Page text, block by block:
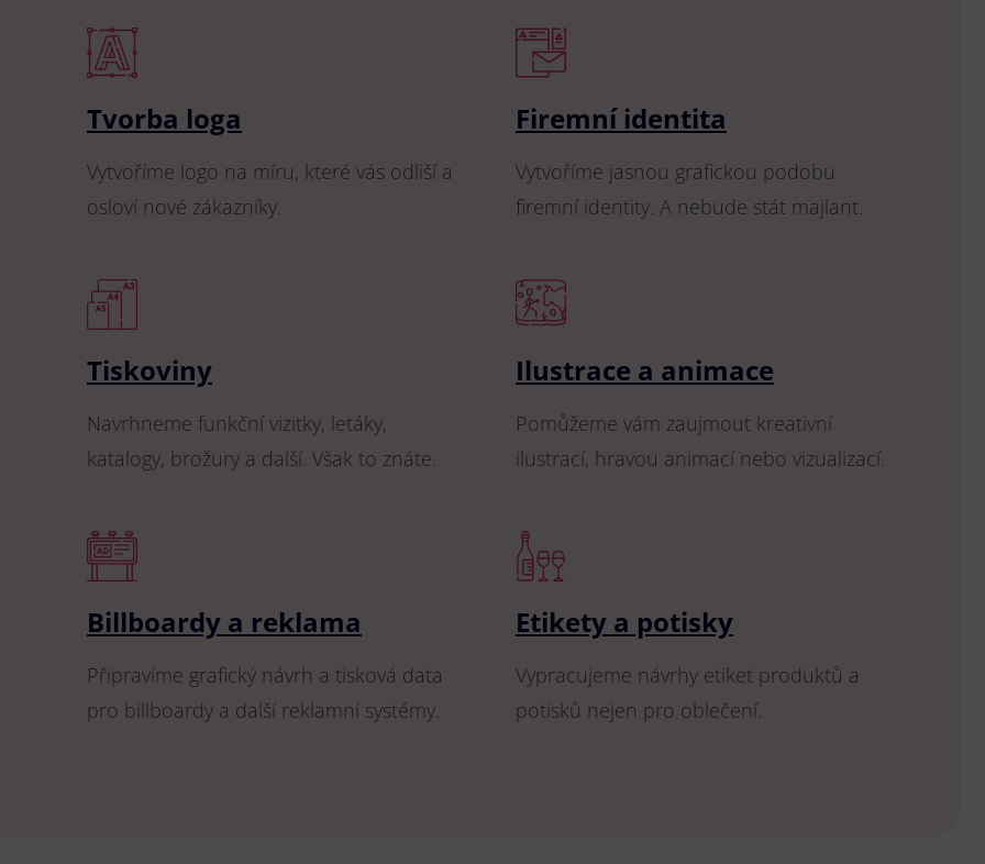
Tvorba loga
Vytvoříme logo na míru, které vás odliší a
osloví nové zákazníky.
Firemní identita
Vytvoříme jasnou grafickou podobu
firemní identity. A nebude stát majlant.
Tiskoviny
Navrhneme funkční vizitky, letáky,
katalogy, brožury a další. Však to znáte.
Ilustrace a animace
Pomůžeme vám zaujmout kreativní
ilustrací, hravou animací nebo vizualizací.
Billboardy a reklama
Připravíme grafický návrh a tisková data
pro billboardy a další reklamní systémy.
Etikety a potisky
Vypracujeme návrhy etiket produktů a
potisků nejen pro oblečení.